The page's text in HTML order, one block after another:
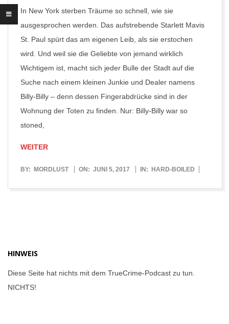
In New York sterben Träume so schnell, wie sie
ausgesprochen werden. Das aufstrebende Starlett Mavis
St. Paul spürt das am eigenen Leib, als sie erstochen
wird. Und weil sie die Geliebte von jemand wirklich
Wichtigem ist, macht sich jeder Bulle der Stadt auf die
Suche nach einem kleinen Junkie und Dealer namens
Billy-Billy – denn dessen Fingerabdrücke sind in der
Wohnung der Toten zu finden. Nur: Billy-Billy war so
stoned,
WEITER
2017-
BY: MORDLUST ON: JUNI 5, 2017 IN: HARD-BOILED
HINWEIS
Diese Seite hat nichts mit dem TrueCrime-Podcast zu tun.
NICHTS!